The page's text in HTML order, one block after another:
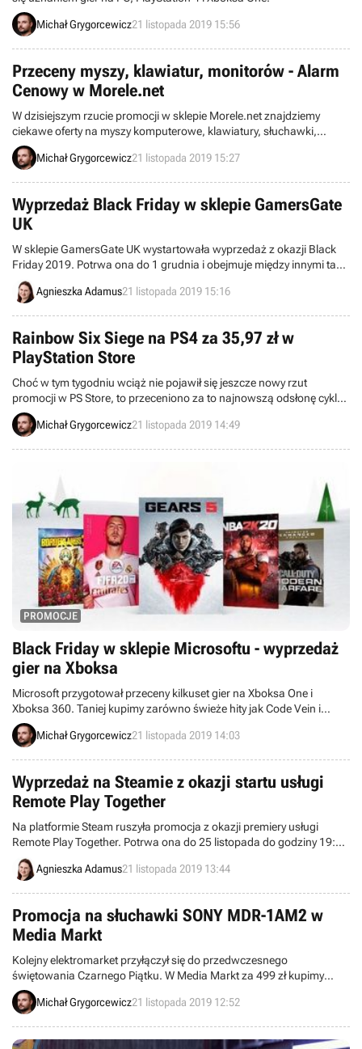
Michał Grygorcewicz21 listopada 2019 15:56
Przeceny myszy, klawiatur, monitorów - Alarm
Cenowy w Morele.net
W dzisiejszym rzucie promocji w sklepie Morele.net znajdziemy
ciekawe oferty na myszy komputerowe, klawiatury, słuchawki,
monitory oraz garść innych akcesoriów dla graczy.
Michał Grygorcewicz21 listopada 2019 15:27
Wyprzedaż Black Friday w sklepie GamersGate
UK
W sklepie GamersGate UK wystartowała wyprzedaż z okazji Black
Friday 2019. Potrwa ona do 1 grudnia i obejmuje między innymi takie
tytuły jak Devil May Cry 5, Resident Evil 2 czy Monster Hunter: World.
Agnieszka Adamus21 listopada 2019 15:16
Rainbow Six Siege na PS4 za 35,97 zł w
PlayStation Store
Choć w tym tygodniu wciąż nie pojawił się jeszcze nowy rzut
promocji w PS Store, to przeceniono za to najnowszą odsłonę cyklu
Rainbow Six.
Michał Grygorcewicz21 listopada 2019 14:49
PROMOCJE
Black Friday w sklepie Microsoftu - wyprzedaż
gier na Xboksa
Microsoft przygotował przeceny kilkuset gier na Xboksa One i
Xboksa 360. Taniej kupimy zarówno świeże hity jak Code Vein i
Gears 5, jak i starsze klasyki pokroju Red Dead Redemption oraz
Mass Effect.
Michał Grygorcewicz21 listopada 2019 14:03
Wyprzedaż na Steamie z okazji startu usługi
Remote Play Together
Na platformie Steam ruszyła promocja z okazji premiery usługi
Remote Play Together. Potrwa ona do 25 listopada do godziny 19:00
czasu polskiego. Obniżkami zostały objęte między innymi takie tytuły
jak Divinity: Original Sin 2, Outward czy The Binding of Isaac: Rebirth.
Agnieszka Adamus21 listopada 2019 13:44
Promocja na słuchawki SONY MDR-1AM2 w
Media Markt
Kolejny elektromarket przyłączył się do przedwczesnego
świętowania Czarnego Piątku. W Media Markt za 499 zł kupimy
słuchawki firmy Sony.
Michał Grygorcewicz21 listopada 2019 12:52